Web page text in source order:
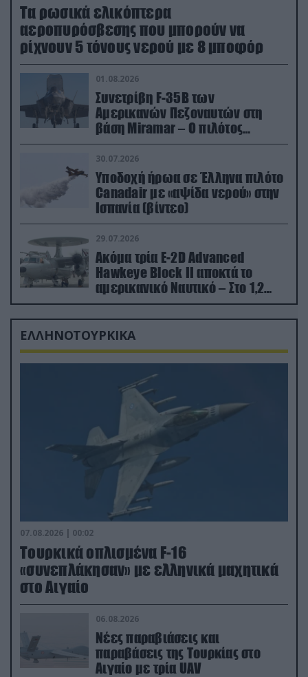
Τα ρωσικά ελικόπτερα
αεροπυρόσβεσης που μπορούν να
ρίχνουν 5 τόνους νερού με 8 μποφόρ
01.08.2026
Συνετρίβη F-35B των
Αμερικανών Πεζοναυτών στη
βάση Miramar – Ο πιλότος
εκτινάχθηκε εγκαίρως
30.07.2026
Υποδοχή ήρωα σε Έλληνα πιλότο
Canadair με «αψίδα νερού» στην
Ισπανία (βίντεο)
29.07.2026
Ακόμα τρία E-2D Advanced
Hawkeye Block II αποκτά το
αμερικανικό Ναυτικό – Στο 1,2
δισ.δολάρια το κόστος
ΕΛΛΗΝΟΤΟΥΡΚΙΚΑ
07.08.2026 | 00:02
Τουρκικά οπλισμένα F-16
«συνεπλάκησαν» με ελληνικά μαχητικά
στο Αιγαίο
06.08.2026
Νέες παραβιάσεις και
παραβάσεις της Τουρκίας στο
Αιγαίο με τρία UAV